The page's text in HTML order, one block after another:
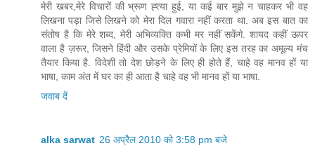
मेरी खबर,मेरे विचारों की भ्रूण ह्त्या हुई, या कई बार मुझे न चाहकर भी वह
लिखना पड़ा जिसे लिखने को मेरा दिल गवारा नहीं करता था. अब इस बात का
संतोष है कि मेरे शब्द, मेरी अभिव्यक्ति कभी मर नहीं सकेंगे. शायद कहीं ऊपर
वाला है ज़रूर, जिसने हिंदी और उसके प्रेमियों के लिए इस तरह का अमूल्य मंच
तैयार किया है. विदेशी तो देश छोड़ने के लिए ही होते हैं, चाहे वह मानव हों या
भाषा, काम अंत में घर का ही आता है चाहे वह भी मानव हों या भाषा.
जवाब दें
alka sarwat 26 अप्रैल 2010 को 3:58 pm बजे